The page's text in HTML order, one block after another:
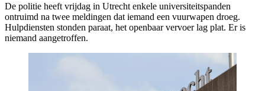
De politie heeft vrijdag in Utrecht enkele universiteitspanden
ontruimd na twee meldingen dat iemand een vuurwapen droeg.
Hulpdiensten stonden paraat, het openbaar vervoer lag plat. Er is
niemand aangetroffen.